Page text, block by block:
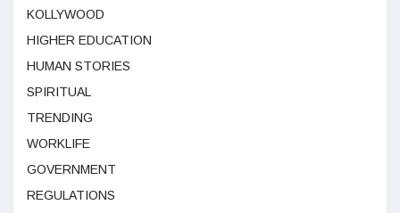
KOLLYWOOD
HIGHER EDUCATION
HUMAN STORIES
SPIRITUAL
TRENDING
WORKLIFE
GOVERNMENT
REGULATIONS